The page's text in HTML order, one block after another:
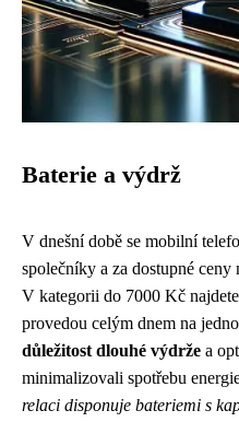
Baterie a výdrž
V dnešní době se mobilní
společníky a za dostupné
V kategorii do 7000 Kč
provedou celým dnem na
důležitost dlouhé výdrže a
minimalizovali spotřebu
relaci disponuje bateriemi s